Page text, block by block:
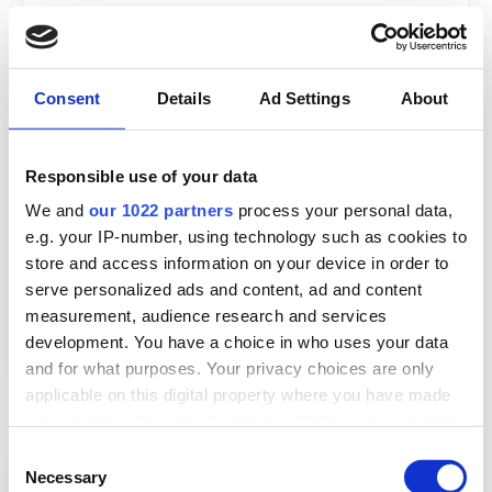
Consent Details Ad Settings About
Responsible use of your data
We and our 1022 partners process your personal data,
e.g. your IP-number, using technology such as cookies to
store and access information on your device in order to
serve personalized ads and content, ad and content
measurement, audience research and services
development. You have a choice in who uses your data
and for what purposes. Your privacy choices are only
applicable on this digital property where you have made
the Privacy trigger icon.
Selection
Necessary
contant (max. € 3.000).
Bekijk kalender
Bij laattijdige afhaling worden er
stockagekosten van € 3 per lot/dag
aangerekend.
Telefonische lijn of